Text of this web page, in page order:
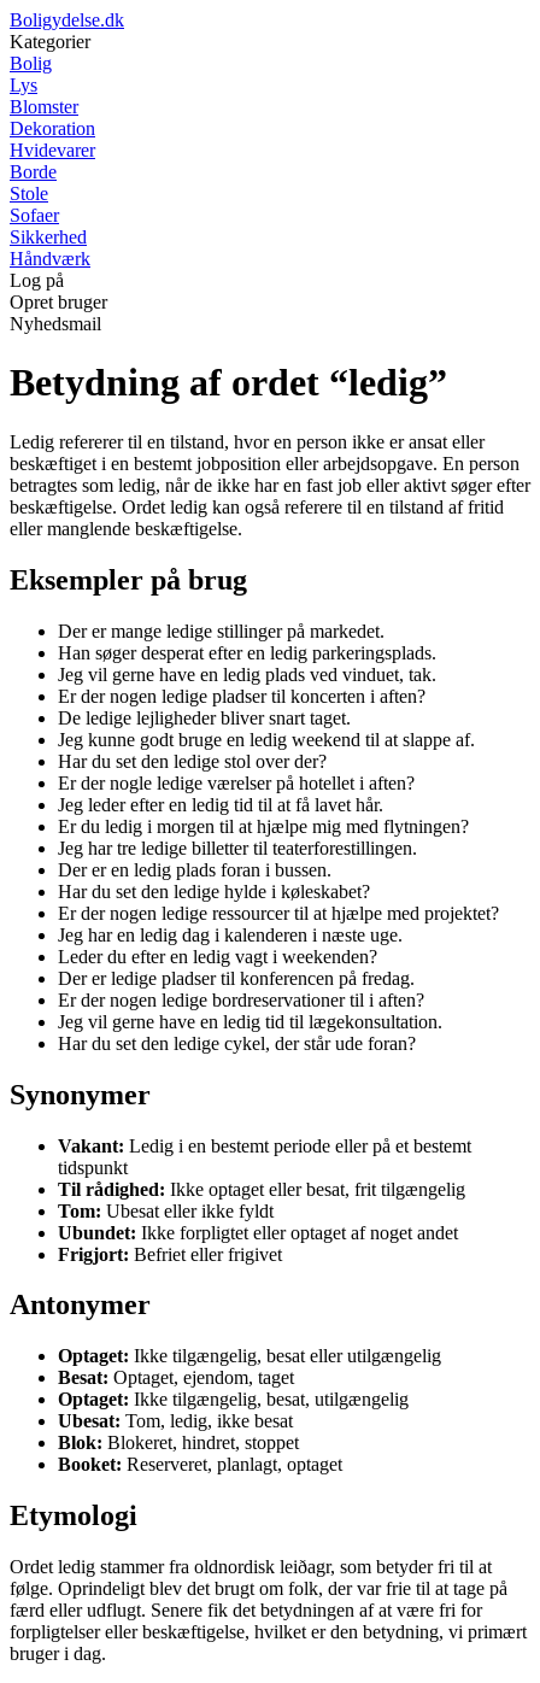
Boligydelse.dk
Kategorier
Bolig
Lys
Blomster
Dekoration
Hvidevarer
Borde
Stole
Sofaer
Sikkerhed
Håndværk
Log på
Opret bruger
Nyhedsmail
Betydning af ordet “ledig”
Ledig refererer til en tilstand, hvor en person ikke er ansat eller
beskæftiget i en bestemt jobposition eller arbejdsopgave. En person
betragtes som ledig, når de ikke har en fast job eller aktivt søger efter
beskæftigelse. Ordet ledig kan også referere til en tilstand af fritid
eller manglende beskæftigelse.
Eksempler på brug
Der er mange ledige stillinger på markedet.
Han søger desperat efter en ledig parkeringsplads.
Jeg vil gerne have en ledig plads ved vinduet, tak.
Er der nogen ledige pladser til koncerten i aften?
De ledige lejligheder bliver snart taget.
Jeg kunne godt bruge en ledig weekend til at slappe af.
Har du set den ledige stol over der?
Er der nogle ledige værelser på hotellet i aften?
Jeg leder efter en ledig tid til at få lavet hår.
Er du ledig i morgen til at hjælpe mig med flytningen?
Jeg har tre ledige billetter til teaterforestillingen.
Der er en ledig plads foran i bussen.
Har du set den ledige hylde i køleskabet?
Er der nogen ledige ressourcer til at hjælpe med projektet?
Jeg har en ledig dag i kalenderen i næste uge.
Leder du efter en ledig vagt i weekenden?
Der er ledige pladser til konferencen på fredag.
Er der nogen ledige bordreservationer til i aften?
Jeg vil gerne have en ledig tid til lægekonsultation.
Har du set den ledige cykel, der står ude foran?
Synonymer
Vakant: Ledig i en bestemt periode eller på et bestemt
tidspunkt
Til rådighed: Ikke optaget eller besat, frit tilgængelig
Tom: Ubesat eller ikke fyldt
Ubundet: Ikke forpligtet eller optaget af noget andet
Frigjort: Befriet eller frigivet
Antonymer
Optaget: Ikke tilgængelig, besat eller utilgængelig
Besat: Optaget, ejendom, taget
Optaget: Ikke tilgængelig, besat, utilgængelig
Ubesat: Tom, ledig, ikke besat
Blok: Blokeret, hindret, stoppet
Booket: Reserveret, planlagt, optaget
Etymologi
Ordet ledig stammer fra oldnordisk leiðagr, som betyder fri til at
følge. Oprindeligt blev det brugt om folk, der var frie til at tage på
færd eller udflugt. Senere fik det betydningen af at være fri for
forpligtelser eller beskæftigelse, hvilket er den betydning, vi primært
bruger i dag.